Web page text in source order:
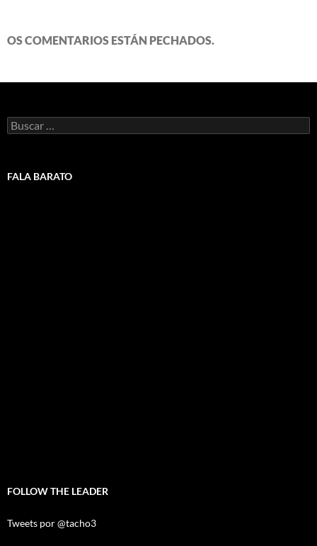
OS COMENTARIOS ESTÁN PECHADOS.
Buscar:
FALA BARATO
FOLLOW THE LEADER
Tweets por @tacho3